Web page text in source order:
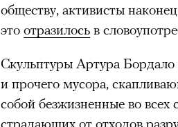
обществу, активисты
это отразилось в
Скульптуры Артура Бордало
и прочего мусора,
собой безжизненные во
страдающих от отходов
российского
Подписывайтесь на